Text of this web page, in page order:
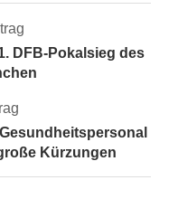
DFB-Pokalsieg des
Kürzungen